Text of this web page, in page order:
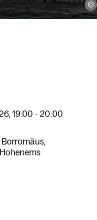
19:00 - 20:00
Borromäus